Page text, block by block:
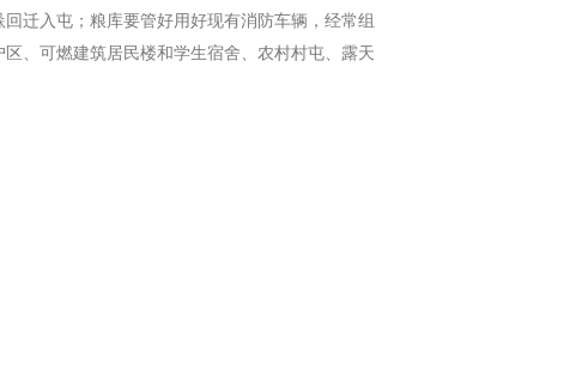
迁入屯；粮库要管好用好现有消防车辆，经常组
、可燃建筑居民楼和学生宿舍、农村村屯、露天